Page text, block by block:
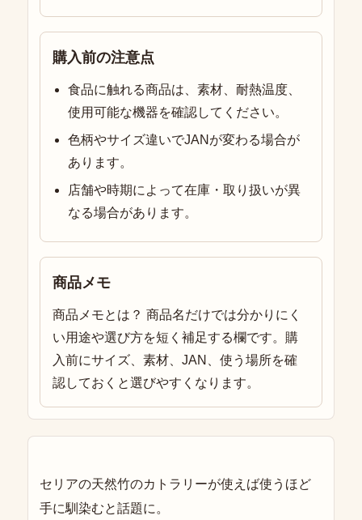
購入前の注意点
食品に触れる商品は、素材、耐熱温度、
使用可能な機器を確認してください。
色柄やサイズ違いでJANが変わる場合が
あります。
店舗や時期によって在庫・取り扱いが異
なる場合があります。
商品メモ
商品メモとは？ 商品名だけでは分かりにく
い用途や選び方を短く補足する欄です。購
入前にサイズ、素材、JAN、使う場所を確
認しておくと選びやすくなります。
セリアの天然竹のカトラリーが使えば使うほど
手に馴染むと話題に。